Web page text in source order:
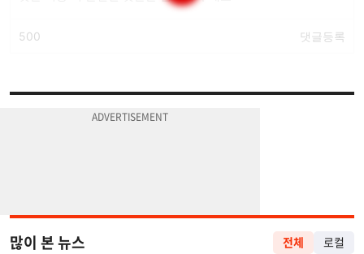
많이 본 뉴스 전체 로컬